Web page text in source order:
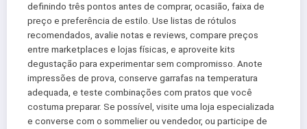
definindo três pontos antes de comprar, ocasião, faixa de
preço e preferência de estilo. Use listas de rótulos
recomendados, avalie notas e reviews, compare preços
entre marketplaces e lojas físicas, e aproveite kits
degustação para experimentar sem compromisso. Anote
impressões de prova, conserve garrafas na temperatura
adequada, e teste combinações com pratos que você
costuma preparar. Se possível, visite uma loja especializada
e converse com o sommelier ou vendedor, ou participe de